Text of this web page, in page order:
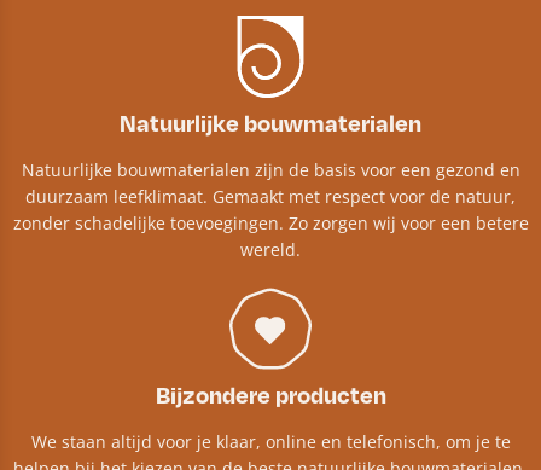
Natuurlijke bouwmaterialen
Natuurlijke bouwmaterialen zijn de basis voor een gezond en
duurzaam leefklimaat. Gemaakt met respect voor de natuur,
zonder schadelijke toevoegingen. Zo zorgen wij voor een betere
wereld.
Bijzondere producten
We staan altijd voor je klaar, online en telefonisch, om je te